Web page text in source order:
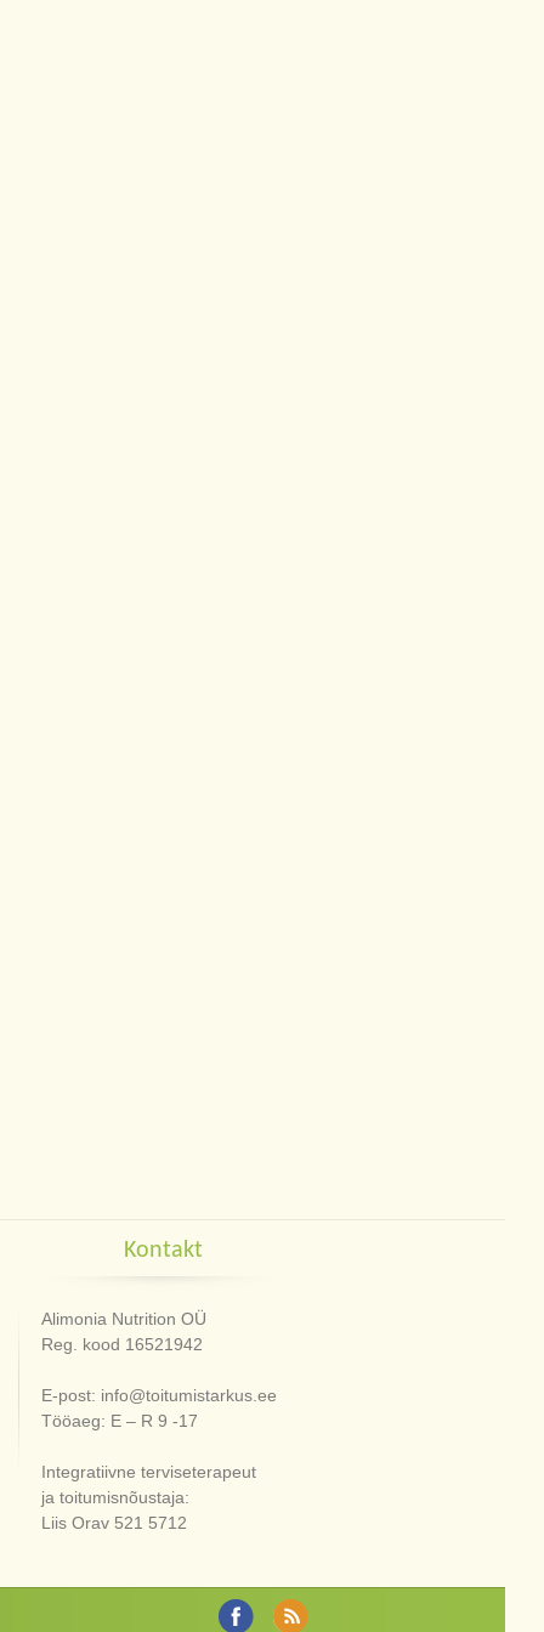
Kontakt
Alimonia Nutrition OÜ
Reg. kood 16521942
E-post: info@toitumistarkus.ee
Tööaeg: E – R 9 -17
Integratiivne terviseterapeut
ja toitumisnõustaja:
Liis Orav 521 5712